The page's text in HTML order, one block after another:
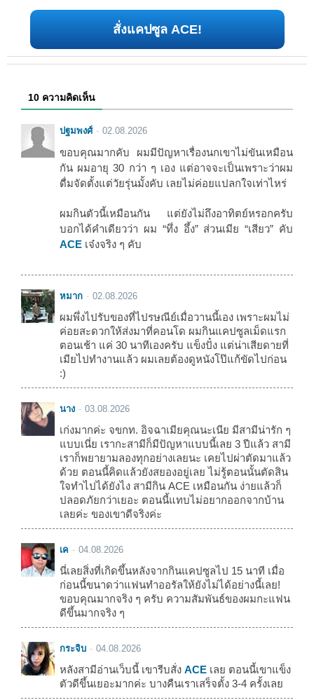
สั่งแคปซูล ACE!
10 ความคิดเห็น
ปฐมพงศ์ 02.08.2026
ขอบคุณมากคับ ผมมีปัญหาเรื่องนกเขาไม่ขันเหมือน
กัน ผมอายุ 30 กว่า ๆ เอง แต่อาจจะเป็นเพราะว่าผม
ดื่มจัดตั้งแต่วัยรุ่นมั้งคับ เลยไม่ค่อยแปลกใจเท่าไหร่
ผมกินตัวนี้เหมือนกัน แต่ยังไม่ถึงอาทิตย์หรอกครับ
บอกได้คำเดียวว่า ผม “ทึ่ง อึ้ง” ส่วนเมีย “เสียว” คับ
ACE เจ๋งจริง ๆ คับ
หมาก 02.08.2026
ผมพึ่งไปรับของที่ไปรษณีย์เมื่อวานนี้เอง เพราะผมไม่
ค่อยสะดวกให้ส่งมาที่คอนโด ผมกินแคปซูลเม็ดแรก
ตอนเช้า แค่ 30 นาทีเองครับ แข็งปั๋ง แต่น่าเสียดายที่
เมียไปทำงานแล้ว ผมเลยต้องดูหนังโป๊แก้ขัดไปก่อน
:)
นาง 03.08.2026
เก่งมากค่ะ จขกท. อิจฉาเมียคุณนะเนีย มีสามีน่ารัก ๆ
แบบเนี่ย เรากะสามีก็มีปัญหาแบบนี้เลย 3 ปีแล้ว สามี
เราก็พยายามลองทุกอย่างเลยนะ เคยไปผ่าตัดมาแล้ว
ด้วย ตอนนี้คิดแล้วยังสยองอยู่เลย ไม่รู้ตอนนั้นตัดสิน
ใจทำไปได้ยังไง สามีกิน ACE เหมือนกัน ง่ายแล้วก็
ปลอดภัยกว่าเยอะ ตอนนี้แทบไม่อยากออกจากบ้าน
เลยค่ะ ของเขาดีจริงค่ะ
เค 04.08.2026
นี่เลยสิ่งที่เกิดขึ้นหลังจากกินแคปซูลไป 15 นาที เมื่อ
ก่อนนี้ขนาดว่าแฟนทำออรัลให้ยังไม่ได้อย่างนี้เลย!
ขอบคุณมากจริง ๆ ครับ ความสัมพันธ์ของผมกะแฟน
ดีขึ้นมากจริง ๆ
กระจิบ 04.08.2026
หลังสามีอ่านเว็บนี้ เขารีบสั่ง ACE เลย ตอนนี้เขาแข็ง
ตัวดีขึ้นเยอะมากค่ะ บางคืนเราเสร็จตั้ง 3-4 ครั้งเลย